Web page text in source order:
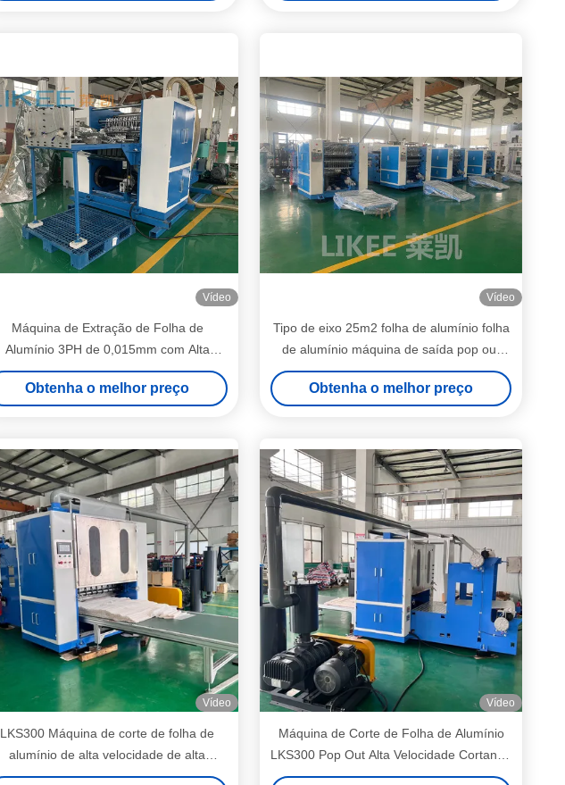
Vídeo
Máquina de Extração de Folha de
Alumínio 3PH de 0,015mm com Alta
Precisão de Alimentação
Obtenha o melhor preço
Vídeo
Tipo de eixo 25m2 folha de alumínio folha
de alumínio máquina de saída pop out
duas estações de rebobinagem
Obtenha o melhor preço
Vídeo
LKS300 Máquina de corte de folha de
alumínio de alta velocidade de alta
velocidade 3 dobras Servo motor
Vídeo
Máquina de Corte de Folha de Alumínio
LKS300 Pop Out Alta Velocidade Cortando
Papel 400-500 peças por Minuto